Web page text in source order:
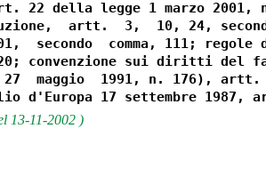
22 della legge 1 marzo 2001,
artt.  3,  10, 24, secondo
secondo  comma, 111; regole
convenzione sui diritti del
27  maggio  1991, n. 176),
13-11-2002 )